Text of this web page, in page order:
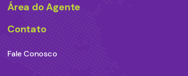
Área do Agente
Contato
Fale Conosco